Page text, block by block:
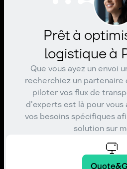
Prêt à
logistique à
Que vous ayez un envoi
recherchiez un partenaire
piloter vos flux de
d'experts est là pour vous
vos besoins spécifiques
solution sur